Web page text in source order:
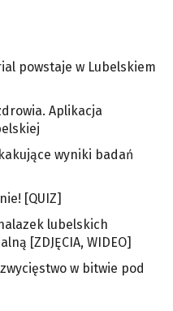
powstaje w Lubelskiem
Aplikacja
wyniki badań
[QUIZ]
lubelskich
[ZDJĘCIA, WIDEO]
w bitwie pod